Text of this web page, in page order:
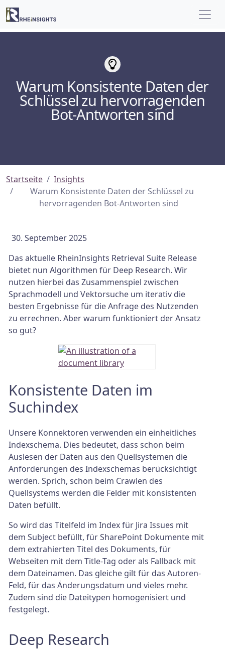
Warum Konsistente Daten der
Schlüssel zu hervorragenden
Bot-Antworten sind
Startseite
Insights
Warum Konsistente Daten der Schlüssel zu
hervorragenden Bot-Antworten sind
September 2025
Das aktuelle RheinInsights Retrieval Suite Release
bietet nun Algorithmen für Deep Research. Wir
nutzen hierbei das Zusammenspiel zwischen
Sprachmodell und Vektorsuche um iterativ die
besten Ergebnisse für die Anfrage des Nutzenden
zu errechnen. Aber warum funktioniert der Ansatz
so gut?
Konsistente Daten im
Suchindex
Unsere Konnektoren verwenden ein einheitliches
Indexschema. Dies bedeutet, dass schon beim
Auslesen der Daten aus den Quellsystemen die
Anforderungen des Indexschemas berücksichtigt
werden. Sprich, schon beim Crawlen des
Quellsystems werden die Felder mit konsistenten
Daten befüllt.
So wird das Titelfeld im Index für Jira Issues mit
dem Subject befüllt, für SharePoint Dokumente mit
dem extrahierten Titel des Dokuments, für
Webseiten mit dem Title-Tag oder als Fallback mit
dem Dateinamen. Das gleiche gilt für das Autoren-
Feld, für das Änderungsdatum und vieles mehr.
Zudem sind die Dateitypen homogenisiert und
festgelegt.
Deep Research